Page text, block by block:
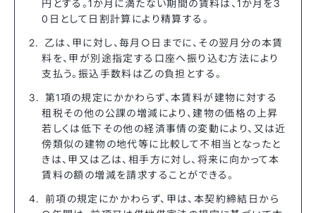
円とする。1か月に満たない期間の賃料は、1か月を3
0日として日割計算により精算する。
乙は、甲に対し、毎月○日までに、その翌月分の本賃
料を、甲が別途指定する口座へ振り込む方法により
支払う。振込手数料は乙の負担とする。
第1項の規定にかかわらず、本賃料が建物に対する
租税その他の公課の増減により、建物の価格の上昇
若しくは低下その他の経済事情の変動により、又は近
傍類似の建物の地代等に比較して不相当となったと
きは、甲又は乙は、相手方に対し、将来に向かって本
賃料の額の増減を請求することができる。
前項の規定にかかわらず、甲は、本契約締結日から